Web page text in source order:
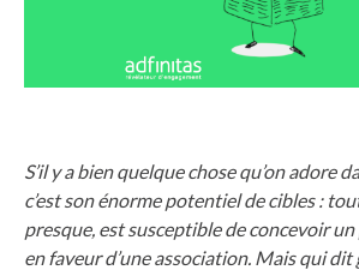
S’il y a bien quelque chose qu’on adore
c’est son énorme potentiel de cibles :
presque, est susceptible de concevoir
en faveur d’une association. Mais qui dit